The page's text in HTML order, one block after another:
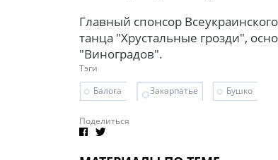
Главный спонсор
танца "Хрустальные грозди",
"Виноградов".
Тэги
Балога
Закарпатье Бушко
Поделиться